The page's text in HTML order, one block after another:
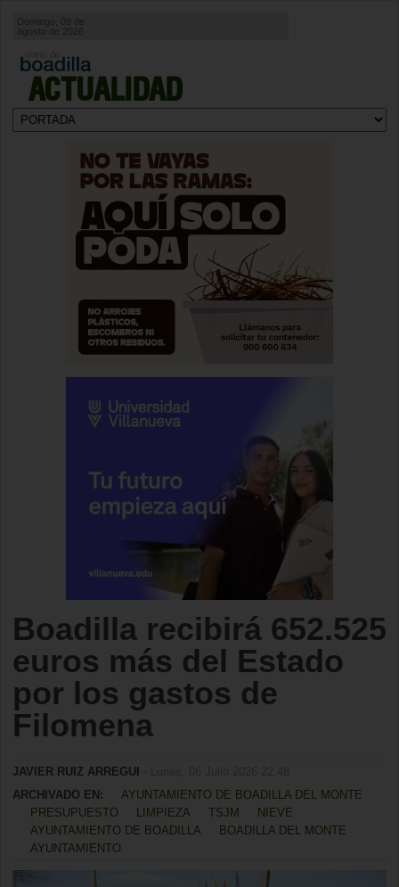
ACTUALIDAD
Domingo, 09 de
agosto de 2026
Boadilla recibirá 652.525
euros más del Estado
por los gastos de
Filomena
JAVIER RUIZ ARREGUI
ARCHIVADO EN:
AYUNTAMIENTO DE BOADILLA DEL MONTE
PRESUPUESTO
LIMPIEZA TSJM
NIEVE
AYUNTAMIENTO DE BOADILLA
BOADILLA DEL MONTE
AYUNTAMIENTO